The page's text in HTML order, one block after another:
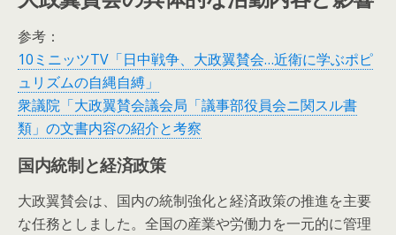
参考：
10ミニッツTV「日中戦争、大政翼賛会…近衛に学ぶポピ
ュリズムの自縄自縛」
衆議院「大政翼賛会議会局「議事部役員会ニ関スル書
類」の文書内容の紹介と考察
国内統制と経済政策
大政翼賛会は、国内の統制強化と経済政策の推進を主要
な任務としました。全国の産業や労働力を一元的に管理